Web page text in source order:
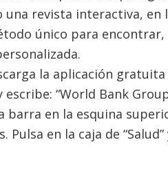
revista interactiva, en
único para
la aplicación
“World Bank
barra en la esquina
en la caja de